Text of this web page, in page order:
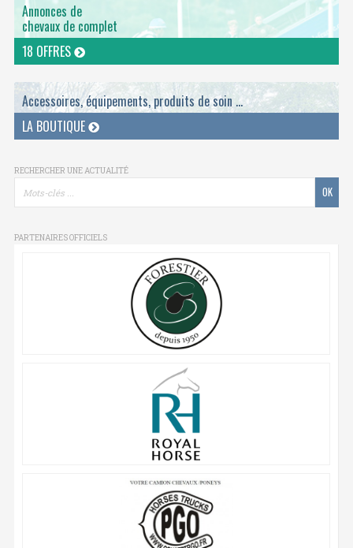
Annonces de
chevaux de complet
18 OFFRES
Accessoires, équipements, produits de soin ...
LA BOUTIQUE
RECHERCHER UNE ACTUALITÉ
PARTENAIRES OFFICIELS